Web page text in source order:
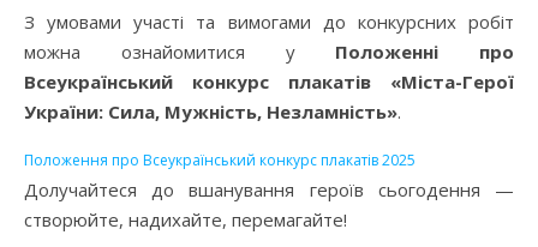
З умовами участі та вимогами до конкурсних робіт
можна ознайомитися у Положенні про
Всеукраїнський конкурс плакатів «Міста-Герої
України: Сила, Мужність, Незламність».
Положення про Всеукраїнський конкурс плакатів 2025
Долучайтеся до вшанування героїв сьогодення —
створюйте, надихайте, перемагайте!